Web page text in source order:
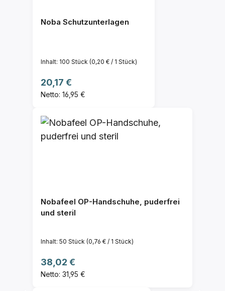
Noba Schutzunterlagen
Inhalt: 100 Stück (0,20 € / 1 Stück)
Regulärer Preis:
20,17 €
Netto: 16,95 €
Nobafeel OP-Handschuhe, puderfrei
und steril
Inhalt: 50 Stück (0,76 € / 1 Stück)
Regulärer Preis:
38,02 €
Netto: 31,95 €